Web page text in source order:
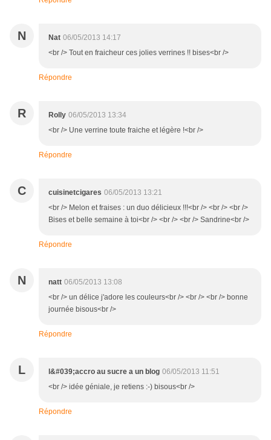
N Nat 06/05/2013 14:17
<br /> Tout en fraicheur ces jolies verrines !! bises<br />
Répondre
R Rolly 06/05/2013 13:34
<br /> Une verrine toute fraiche et légère !<br />
Répondre
C cuisinetcigares 06/05/2013 13:21
<br /> Melon et fraises : un duo délicieux !!!<br /> <br /> <br />
Bises et belle semaine à toi<br /> <br /> <br /> Sandrine<br />
Répondre
N natt 06/05/2013 13:08
<br /> un délice j'adore les couleurs<br /> <br /> <br /> bonne
journée bisous<br />
Répondre
L l&#039;accro au sucre a un blog 06/05/2013 11:51
<br /> idée géniale, je retiens :-) bisous<br />
Répondre